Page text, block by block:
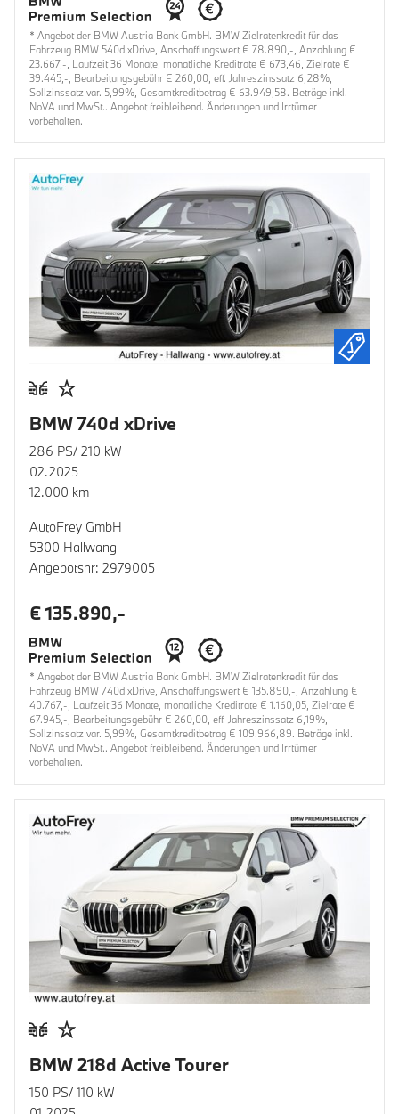
* Angebot der BMW Austria Bank GmbH. BMW Zielratenkredit für das
Fahrzeug BMW 540d xDrive, Anschaffungswert € 78.890,-, Anzahlung €
23.667,-, Laufzeit 36 Monate, monatliche Kreditrate € 673,46, Zielrate €
39.445,-, Bearbeitungsgebühr € 260,00, eff. Jahreszinssatz 6,28%,
Sollzinssatz var. 5,99%, Gesamtkreditbetrag € 63.949,58. Beträge inkl.
NoVA und MwSt.. Angebot freibleibend. Änderungen und Irrtümer
vorbehalten.
BMW 740d xDrive
286 PS/ 210 kW
02.2025
12.000 km
AutoFrey GmbH
5300 Hallwang
Angebotsnr: 2979005
€ 135.890,-
* Angebot der BMW Austria Bank GmbH. BMW Zielratenkredit für das
Fahrzeug BMW 740d xDrive, Anschaffungswert € 135.890,-, Anzahlung €
40.767,-, Laufzeit 36 Monate, monatliche Kreditrate € 1.160,05, Zielrate €
67.945,-, Bearbeitungsgebühr € 260,00, eff. Jahreszinssatz 6,19%,
Sollzinssatz var. 5,99%, Gesamtkreditbetrag € 109.966,89. Beträge inkl.
NoVA und MwSt.. Angebot freibleibend. Änderungen und Irrtümer
vorbehalten.
BMW 218d Active Tourer
150 PS/ 110 kW